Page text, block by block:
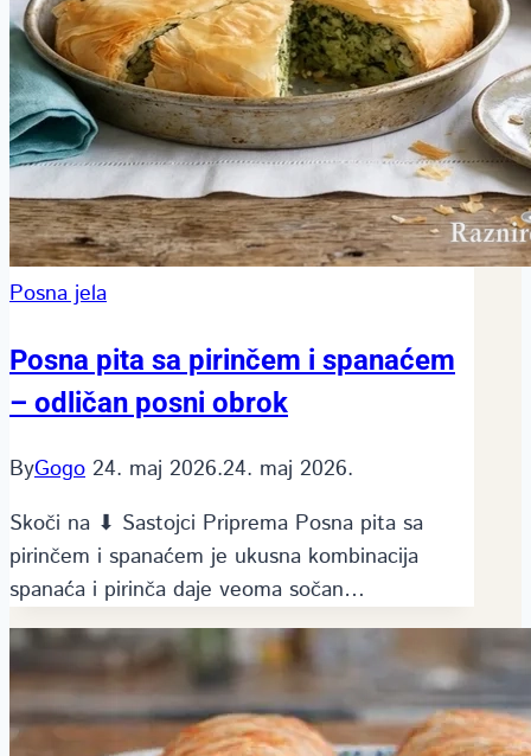
Posna jela
Posna pita sa pirinčem i spanaćem
– odličan posni obrok
ByGogo 24. maj 2026.24. maj 2026.
Skoči na ⬇ Sastojci Priprema Posna pita sa
pirinčem i spanaćem je ukusna kombinacija
spanaća i pirinča daje veoma sočan…